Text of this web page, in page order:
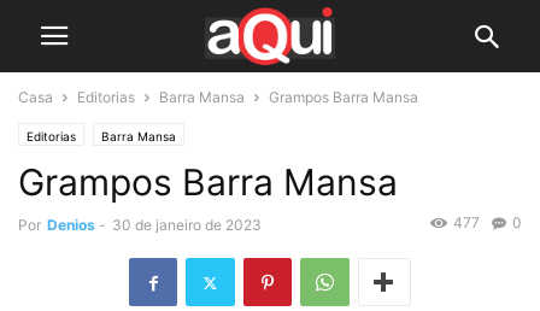
Casa Editorias Barra Mansa Grampos Barra Mansa
Editorias Barra Mansa
Grampos Barra Mansa
Por Denios - 30 de janeiro de 2023 0
477